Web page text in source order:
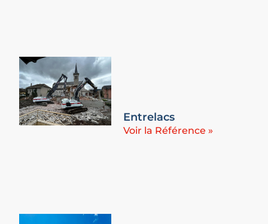
Entrelacs
Voir la Référence »